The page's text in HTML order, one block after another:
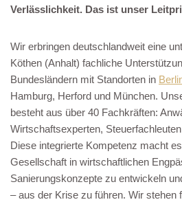
Verlässlichkeit. Das ist unser
Wir erbringen deutschlandweit eine
Köthen (Anhalt) fachliche
Bundesländern mit Standorten in
Hamburg, Herford und München.
besteht aus über 40 Fachkräften:
Wirtschaftsexperten,
Diese integrierte Kompetenz macht
Gesellschaft in wirtschaftlichen
Sanierungskonzepte zu entwickeln
– aus der Krise zu führen. Wir stehen